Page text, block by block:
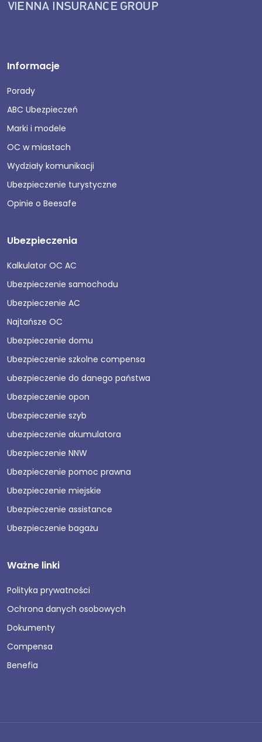
Informacje
Porady
ABC Ubezpieczeń
Marki i modele
OC w miastach
Wydziały komunikacji
Ubezpieczenie turystyczne
Opinie o Beesafe
Ubezpieczenia
Kalkulator OC AC
Ubezpieczenie samochodu
Ubezpieczenie AC
Najtańsze OC
Ubezpieczenie domu
Ubezpieczenie szkolne compensa
ubezpieczenie do danego państwa
Ubezpieczenie opon
Ubezpieczenie szyb
ubezpieczenie akumulatora
Ubezpieczenie NNW
Ubezpieczenie pomoc prawna
Ubezpieczenie miejskie
Ubezpieczenie assistance
Ubezpieczenie bagażu
Ważne linki
Polityka prywatności
Ochrona danych osobowych
Dokumenty
Compensa
Benefia